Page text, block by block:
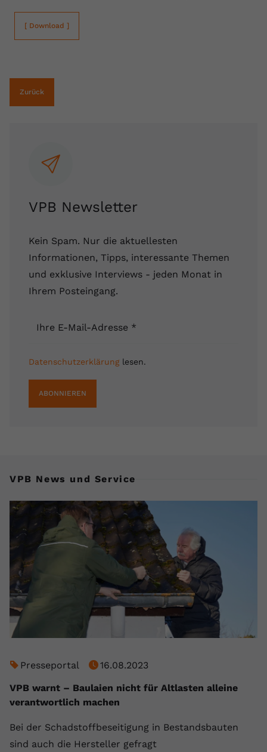
VPB Newsletter
Kein Spam. Nur die aktuellesten
Informationen, Tipps, interessante Themen
und exklusive Interviews - jeden Monat in
Ihrem Posteingang.
Ihre E-Mail-Adresse *
Datenschutzerklärunglesen.
ABONNIEREN
[ Download ]
Zurück
VPB News und Service
Presseportal
16.08.2023
VPB warnt – Baulaien nicht für Altlasten alleine
verantwortlich machen
Bei der Schadstoffbeseitigung in Bestandsbauten
sind auch die Hersteller gefragt